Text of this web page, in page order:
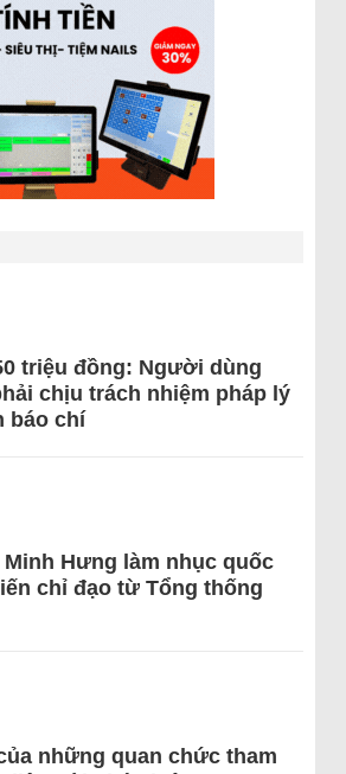
triệu đồng: Người dùng
chịu trách nhiệm pháp lý
báo chí
Hưng làm nhục quốc
chỉ đạo từ Tổng thống
những quan chức tham